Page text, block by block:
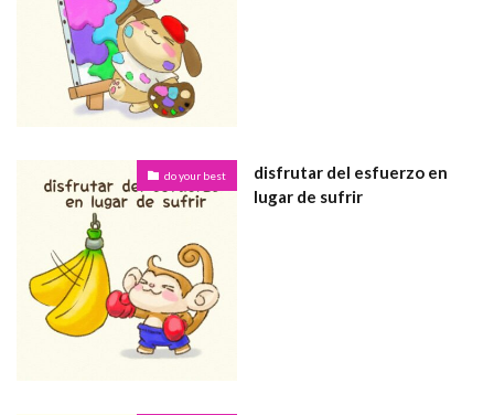
do your best
disfrutar del esfuerzo en
lugar de sufrir